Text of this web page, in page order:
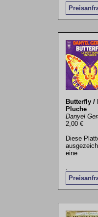
Butterfly /
Pluche
Danyel
2,00 €
Diese
eine
.